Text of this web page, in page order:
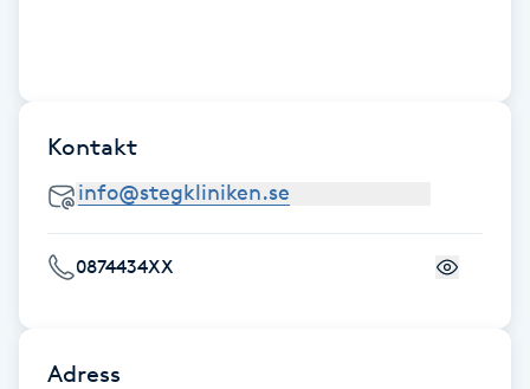
Hollywood Peel
Hot Stone Massage
Hot yoga
Kontakt
0874434XX
Adress